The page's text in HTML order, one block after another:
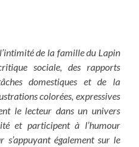
de la famille du Lapin
sociale, des rapports
domestiques et de la
colorées, expressives
le lecteur dans un univers
et participent à l’humour
s’appuyant également sur le